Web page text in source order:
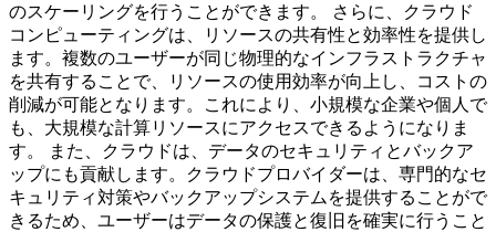
のスケーリングを行うことができます。 さらに、クラウド
コンピューティングは、リソースの共有性と効率性を提供し
ます。複数のユーザーが同じ物理的なインフラストラクチャ
を共有することで、リソースの使用効率が向上し、コストの
削減が可能となります。これにより、小規模な企業や個人で
も、大規模な計算リソースにアクセスできるようになりま
す。 また、クラウドは、データのセキュリティとバックア
ップにも貢献します。クラウドプロバイダーは、専門的なセ
キュリティ対策やバックアップシステムを提供することがで
きるため、ユーザーはデータの保護と復旧を確実に行うこと